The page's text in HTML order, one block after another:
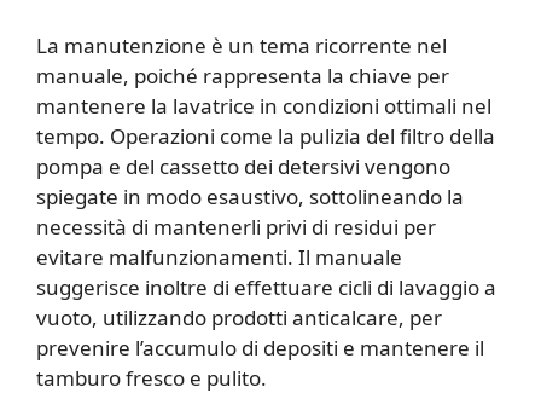
La manutenzione è un tema ricorrente nel
manuale, poiché rappresenta la chiave per
mantenere la lavatrice in condizioni ottimali nel
tempo. Operazioni come la pulizia del filtro della
pompa e del cassetto dei detersivi vengono
spiegate in modo esaustivo, sottolineando la
necessità di mantenerli privi di residui per
evitare malfunzionamenti. Il manuale
suggerisce inoltre di effettuare cicli di lavaggio a
vuoto, utilizzando prodotti anticalcare, per
prevenire l’accumulo di depositi e mantenere il
tamburo fresco e pulito.